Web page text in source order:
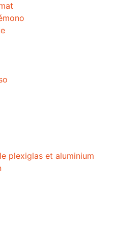
plexiglas et aluminium